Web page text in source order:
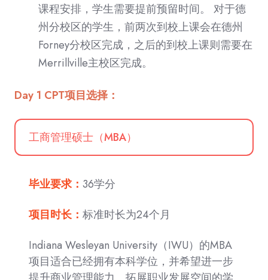
课程安排，学生需要提前预留时间。 对于德
州分校区的学生，前两次到校上课会在德州
Forney分校区完成，之后的到校上课则需要在
Merrillville主校区完成。
Day 1 CPT项目选择：
工商管理硕士（MBA）
毕业要求：36学分
项目时长：标准时长为24个月
Indiana Wesleyan University（IWU）的MBA
项目适合已经拥有本科学位，并希望进一步